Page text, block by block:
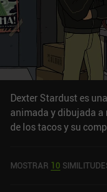
Dexter Stardust es
animada y dibujada a
de los tacos y su
colonizar todo el
MOSTRAR 10